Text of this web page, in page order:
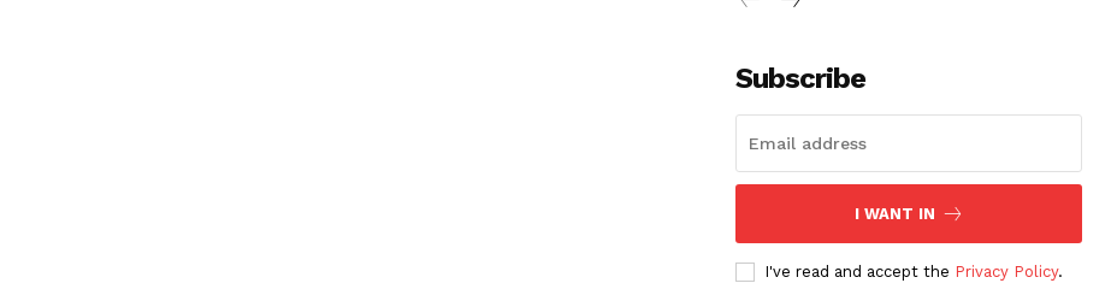
Subscribe
I WANT IN
I've read and accept the Privacy Policy.